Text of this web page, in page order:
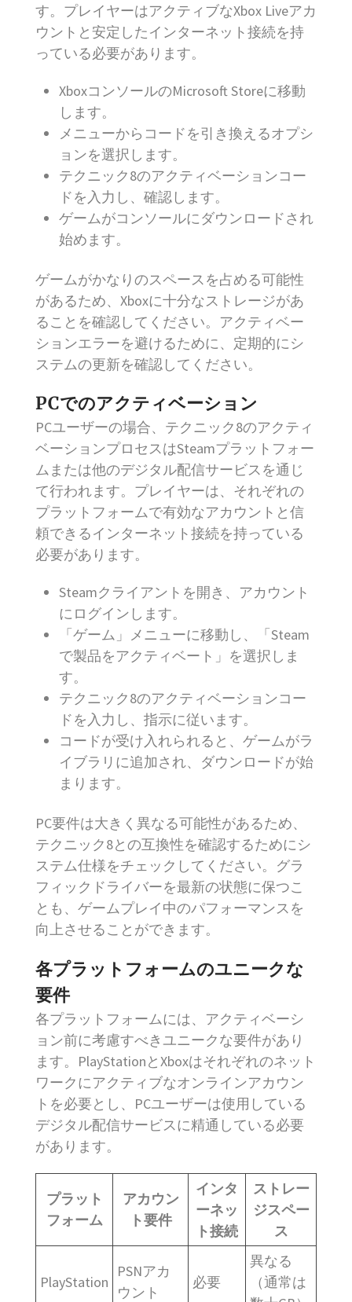
す。プレイヤーはアクティブなXbox Liveアカ
ウントと安定したインターネット接続を持
っている必要があります。
XboxコンソールのMicrosoft Storeに移動
します。
メニューからコードを引き換えるオプシ
ョンを選択します。
テクニック8のアクティベーションコー
ドを入力し、確認します。
ゲームがコンソールにダウンロードされ
始めます。
ゲームがかなりのスペースを占める可能性
があるため、Xboxに十分なストレージがあ
ることを確認してください。アクティベー
ションエラーを避けるために、定期的にシ
ステムの更新を確認してください。
PCでのアクティベーション
PCユーザーの場合、テクニック8のアクティ
ベーションプロセスはSteamプラットフォー
ムまたは他のデジタル配信サービスを通じ
て行われます。プレイヤーは、それぞれの
プラットフォームで有効なアカウントと信
頼できるインターネット接続を持っている
必要があります。
Steamクライアントを開き、アカウント
にログインします。
「ゲーム」メニューに移動し、「Steam
で製品をアクティベート」を選択しま
す。
テクニック8のアクティベーションコー
ドを入力し、指示に従います。
コードが受け入れられると、ゲームがラ
イブラリに追加され、ダウンロードが始
まります。
PC要件は大きく異なる可能性があるため、
テクニック8との互換性を確認するためにシ
ステム仕様をチェックしてください。グラ
フィックドライバーを最新の状態に保つこ
とも、ゲームプレイ中のパフォーマンスを
向上させることができます。
各プラットフォームのユニークな
要件
各プラットフォームには、アクティベーシ
ョン前に考慮すべきユニークな要件があり
ます。PlayStationとXboxはそれぞれのネット
ワークにアクティブなオンラインアカウン
トを必要とし、PCユーザーは使用している
デジタル配信サービスに精通している必要
があります。
プラット
フォーム
アカウン
ト要件
インタ
ーネッ
ト接続
ストレー
ジスペー
ス
PlayStation
PSNアカ
ウント
必要
異なる
（通常は